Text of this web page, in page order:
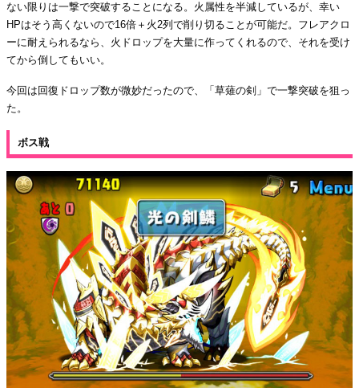
ない限りは一撃で突破することになる。火属性を半減しているが、幸い
HPはそう高くないので16倍＋火2列で削り切ることが可能だ。フレアクロ
ーに耐えられるなら、火ドロップを大量に作ってくれるので、それを受け
てから倒してもいい。
今回は回復ドロップ数が微妙だったので、「草薙の剣」で一撃突破を狙っ
た。
ボス戦